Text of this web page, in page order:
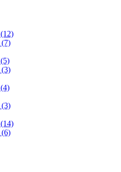
(12)
(7)
(5)
(3)
(4)
(3)
(14)
(6)